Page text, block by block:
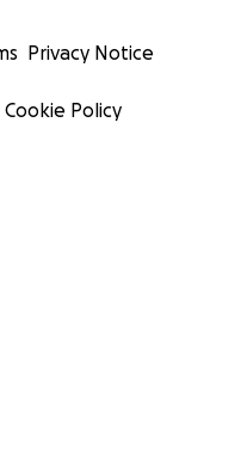
Privacy Notice
Cookie Policy